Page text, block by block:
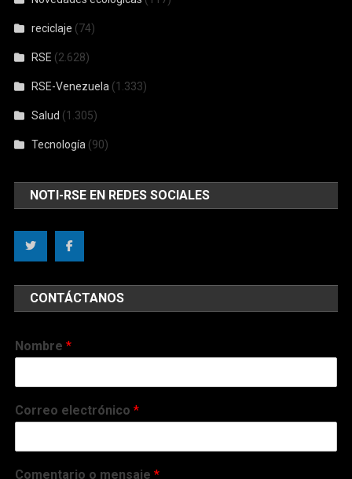
reciclaje (74)
RSE (2.628)
RSE-Venezuela (1.333)
Salud (1.305)
Tecnología (90)
NOTI-RSE EN REDES SOCIALES
CONTÁCTANOS
Nombre*
Correo electrónico*
Comentario o mensaje*